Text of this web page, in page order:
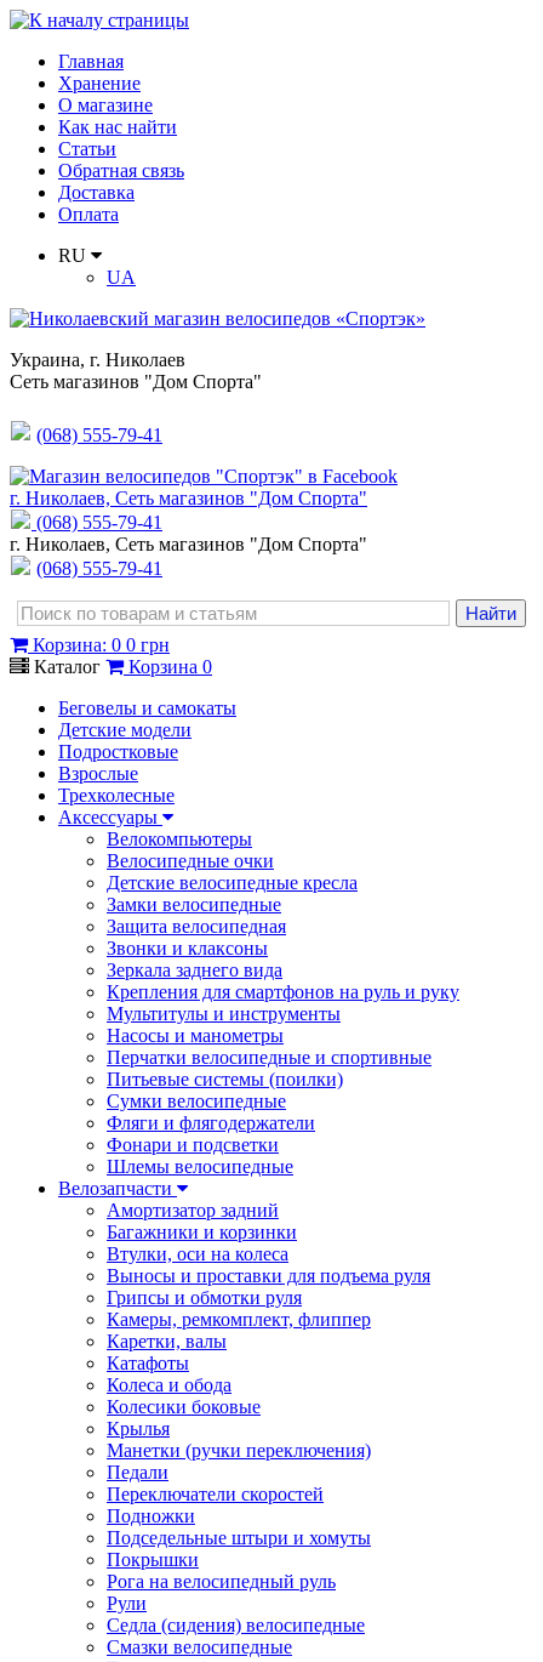
Главная
Хранение
О магазине
Как нас найти
Статьи
Обратная связь
Доставка
Оплата
RU
UA
Украина, г. Николаев
Сеть магазинов "Дом Спорта"
(068) 555-79-41
г. Николаев, Сеть магазинов "Дом Спорта"
(068) 555-79-41
г. Николаев, Сеть магазинов "Дом Спорта"
(068) 555-79-41
Корзина: 0 0 грн
Каталог
Корзина 0
Беговелы и самокаты
Детские модели
Подростковые
Взрослые
Трехколесные
Аксессуары
Велокомпьютеры
Велосипедные очки
Детские велосипедные кресла
Замки велосипедные
Защита велосипедная
Звонки и клаксоны
Зеркала заднего вида
Крепления для смартфонов на руль и руку
Мультитулы и инструменты
Насосы и манометры
Перчатки велосипедные и спортивные
Питьевые системы (поилки)
Сумки велосипедные
Фляги и флягодержатели
Фонари и подсветки
Шлемы велосипедные
Велозапчасти
Амортизатор задний
Багажники и корзинки
Втулки, оси на колеса
Выносы и проставки для подъема руля
Грипсы и обмотки руля
Камеры, ремкомплект, флиппер
Каретки, валы
Катафоты
Колеса и обода
Колесики боковые
Крылья
Манетки (ручки переключения)
Педали
Переключатели скоростей
Подножки
Подседельные штыри и хомуты
Покрышки
Рога на велосипедный руль
Рули
Седла (сидения) велосипедные
Смазки велосипедные